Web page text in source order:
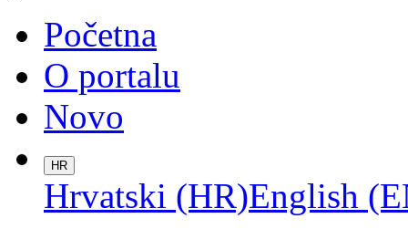
Početna
O portalu
Novo
HR
Hrvatski (HR)English